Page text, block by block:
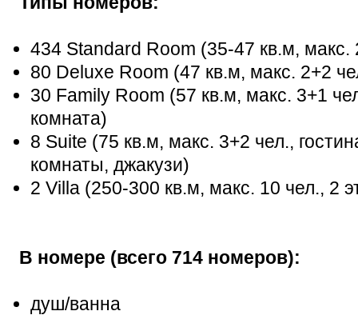
434 Standard Room (35-47 кв.м, макс.
80 Deluxe Room (47 кв.м, макс. 2+2
30 Family Room (57 кв.м, макс. 3+1
комната)
8 Suite (75 кв.м, макс. 3+2 чел.,
комнаты, джакузи)
2 Villa (250-300 кв.м, макс. 10 чел., 2
В номере (всего 714 номеров):
душ/ванна